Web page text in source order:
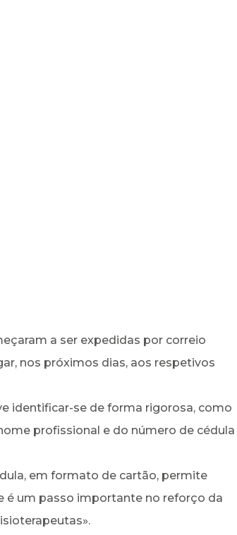
a ser expedidas por correio
nos próximos dias, aos respetivos
identificar-se de forma rigorosa, como
profissional e do número de cédula
em formato de cartão, permite
é um passo importante no reforço da
.